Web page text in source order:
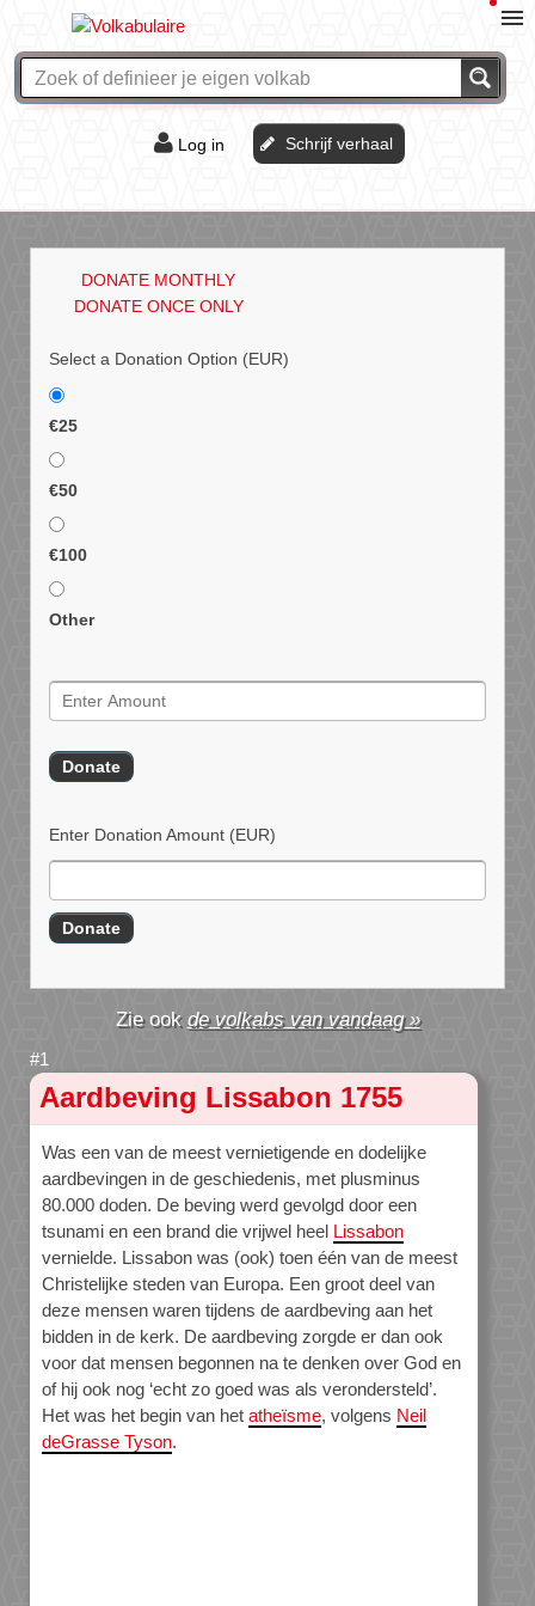
Log in Schrijf verhaal
DONATE MONTHLY
DONATE ONCE ONLY
Select a Donation Option (EUR)
€25
€50
€100
Other
Enter Donation Amount (EUR)
de volkabs van vandaag »
Aardbeving Lissabon 1755
Was een van de meest vernietigende en dodelijke
aardbevingen in de geschiedenis, met plusminus
80.000 doden. De beving werd gevolgd door een
tsunami en een brand die vrijwel heel Lissabon
vernielde. Lissabon was (ook) toen één van de meest
Christelijke steden van Europa. Een groot deel van
deze mensen waren tijdens de aardbeving aan het
bidden in de kerk. De aardbeving zorgde er dan ook
voor dat mensen begonnen na te denken over God en
of hij ook nog ‘echt zo goed was als verondersteld’.
Het was het begin van het atheïsme, volgens Neil
deGrasse Tyson.